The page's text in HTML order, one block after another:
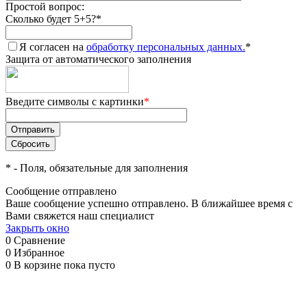
Простой вопрос:
Сколько будет 5+5?*
Я согласен на обработку персональных данных.*
Защита от автоматического заполнения
Введите символы с картинки*
* - Поля, обязательные для заполнения
Сообщение отправлено
Ваше сообщение успешно отправлено. В ближайшее время с
Вами свяжется наш специалист
Закрыть окно
0 Сравнение
0 Избранное
0 В корзине пока пусто